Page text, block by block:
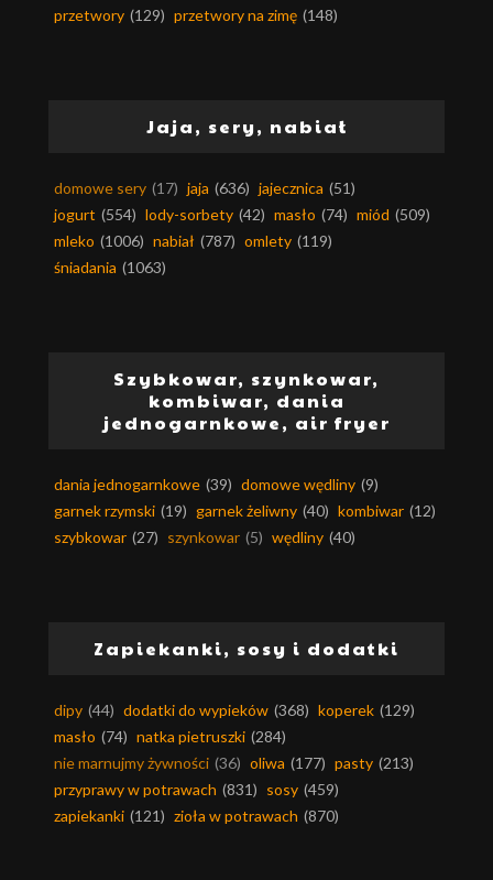
przetwory (129) przetwory na zimę (148)
Jaja, sery, nabiał
domowe sery (17) jaja (636) jajecznica (51)
jogurt (554) lody-sorbety (42) masło (74) miód (509)
mleko (1006) nabiał (787) omlety (119)
śniadania (1063)
Szybkowar, szynkowar,
kombiwar, dania
jednogarnkowe, air fryer
dania jednogarnkowe (39) domowe wędliny (9)
garnek rzymski (19) garnek żeliwny (40) kombiwar (12)
szybkowar (27) szynkowar (5) wędliny (40)
Zapiekanki, sosy i dodatki
dipy (44) dodatki do wypieków (368) koperek (129)
masło (74) natka pietruszki (284)
nie marnujmy żywności (36) oliwa (177) pasty (213)
przyprawy w potrawach (831) sosy (459)
zapiekanki (121) zioła w potrawach (870)